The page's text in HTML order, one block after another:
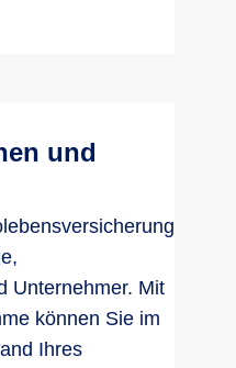
und
Unternehmer. Mit
können Sie im
Ihres